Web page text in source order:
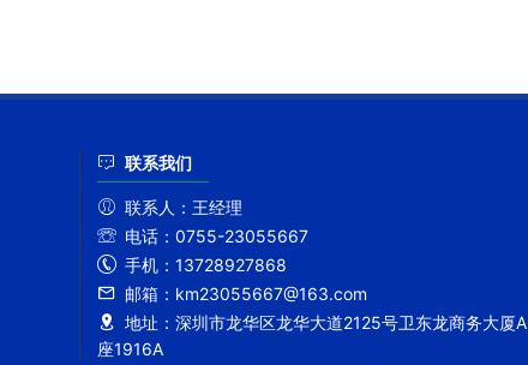
联系我们
联系人： 王经理
电话： 0755-23055667
手机： 13728927868
邮箱： km23055667@163.com
地址： 深圳市龙华区龙华大道2125号卫东龙商务大厦A
座1916A